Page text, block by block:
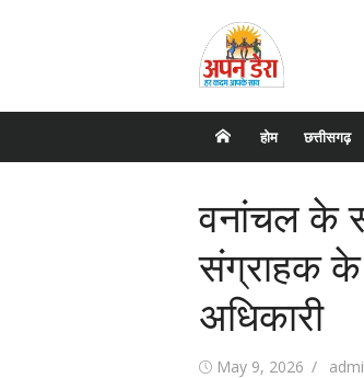
होम छत्तीसगढ़
वनांचल के
संग्राहक के
अधिकारी
Posted
May 9, 2026